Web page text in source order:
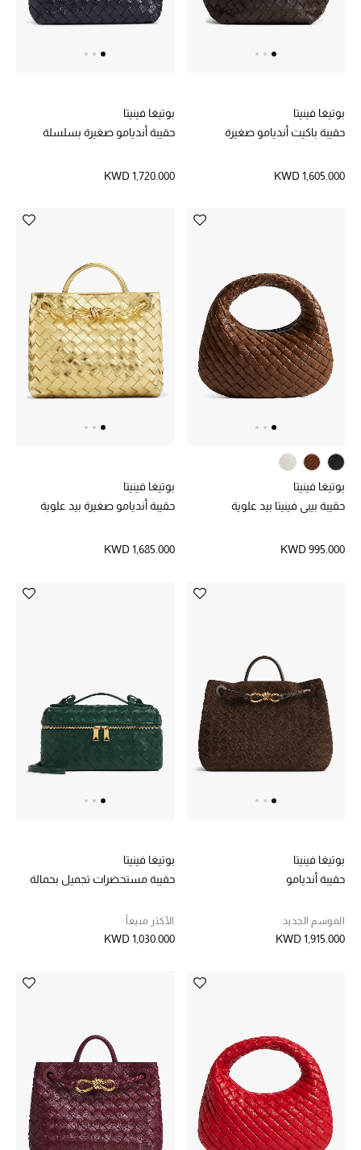
تسوقوا جميع الهدايا
بطاقة الهدايا الإلكترونية
هدايا حسب المناسبة
المستلزمات المنزلية
هدايا حسب السعر
المصممون
الجمال
مستلزمات المنزل
مصممة لتدوم وتتجاوز صيحات الموسم
تسوقوا توتيمي
بوتيغا فينيتا
حقيبة باكيت أنديامو صغيرة
KWD 1,605.000
بوتيغا فينيتا
حقيبة أنديامو صغيرة بسلسلة
KWD 1,720.000
بوتيغا فينيتا
حقيبة بيبي فينيتا بيد علوية
KWD 995.000
بوتيغا فينيتا
حقيبة أنديامو صغيرة بيد علوية
KWD 1,685.000
بوتيغا فينيتا
حقيبة أنديامو
الموسم الجديد
KWD 1,915.000
بوتيغا فينيتا
حقيبة مستحضرات تجميل بحمالة
الأكثر مبيعاً
KWD 1,030.000